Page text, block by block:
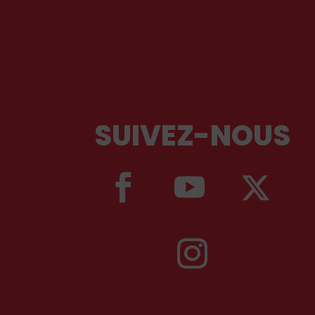
SUIVEZ-NOUS